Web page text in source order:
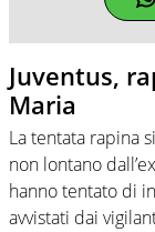
Juventus,
Maria
La tentata rapina
non lontano
hanno tentato di
avvistati dai